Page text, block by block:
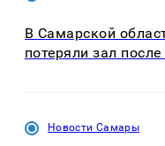
В Самарской
потеряли зал
Новости Самары